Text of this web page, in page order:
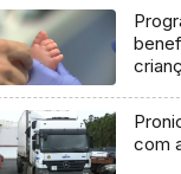
com